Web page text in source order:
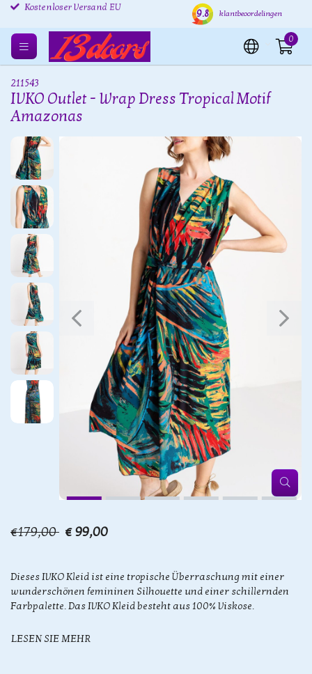
Kostenloser Versand EU
Kostenlose Rücksendung
Versand innerhalb von 24
9.8 klantbeoordelingen
0
211543
IVKO Outlet - Wrap Dress Tropical Motif
Amazonas
€179,00 € 99,00
Dieses IVKO Kleid ist eine tropische Überraschung mit einer
wunderschönen femininen Silhouette und einer schillernden
Farbpalette. Das IVKO Kleid besteht aus 100% Viskose.
LESEN SIE MEHR